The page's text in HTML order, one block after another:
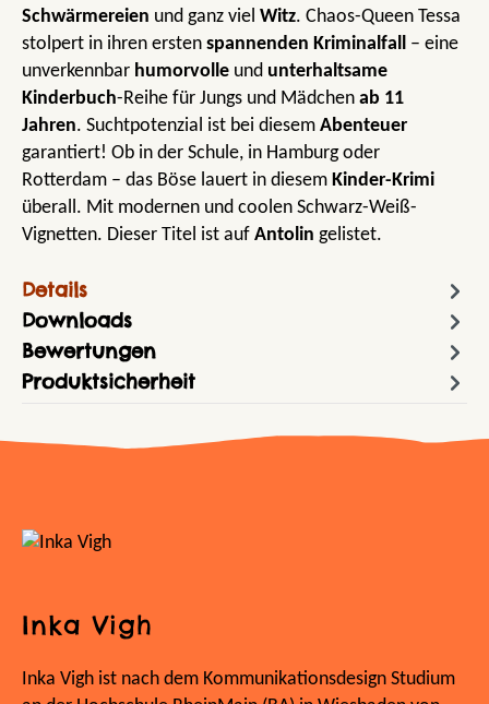
Schwärmereien und ganz viel Witz. Chaos-Queen Tessa
stolpert in ihren ersten spannenden Kriminalfall – eine
unverkennbar humorvolle und unterhaltsame
Kinderbuch-Reihe für Jungs und Mädchen ab 11
Jahren. Suchtpotenzial ist bei diesem Abenteuer
garantiert! Ob in der Schule, in Hamburg oder
Rotterdam – das Böse lauert in diesem Kinder-Krimi
überall. Mit modernen und coolen Schwarz-Weiß-
Vignetten. Dieser Titel ist auf Antolin gelistet.
Details
Downloads
Bewertungen
Produktsicherheit
Inka Vigh
Inka Vigh ist nach dem Kommunikationsdesign Studium